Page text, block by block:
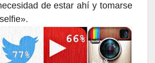
de estar ahí y tomarse